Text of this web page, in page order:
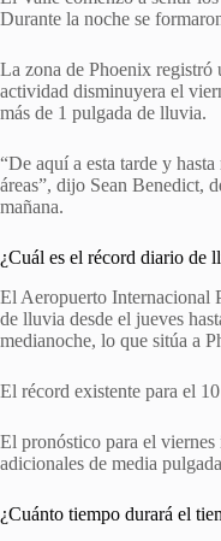
Durante la noche se
La zona de Phoenix registró
actividad disminuyera el
más de 1 pulgada de lluvia.
“De aquí a esta tarde y
áreas”, dijo Sean Benedict,
mañana.
¿Cuál es el récord diario de
El Aeropuerto Internacional
de lluvia desde el jueves
medianoche, lo que sitúa a
El récord existente para el
El pronóstico para el
adicionales de media
¿Cuánto tiempo durará el